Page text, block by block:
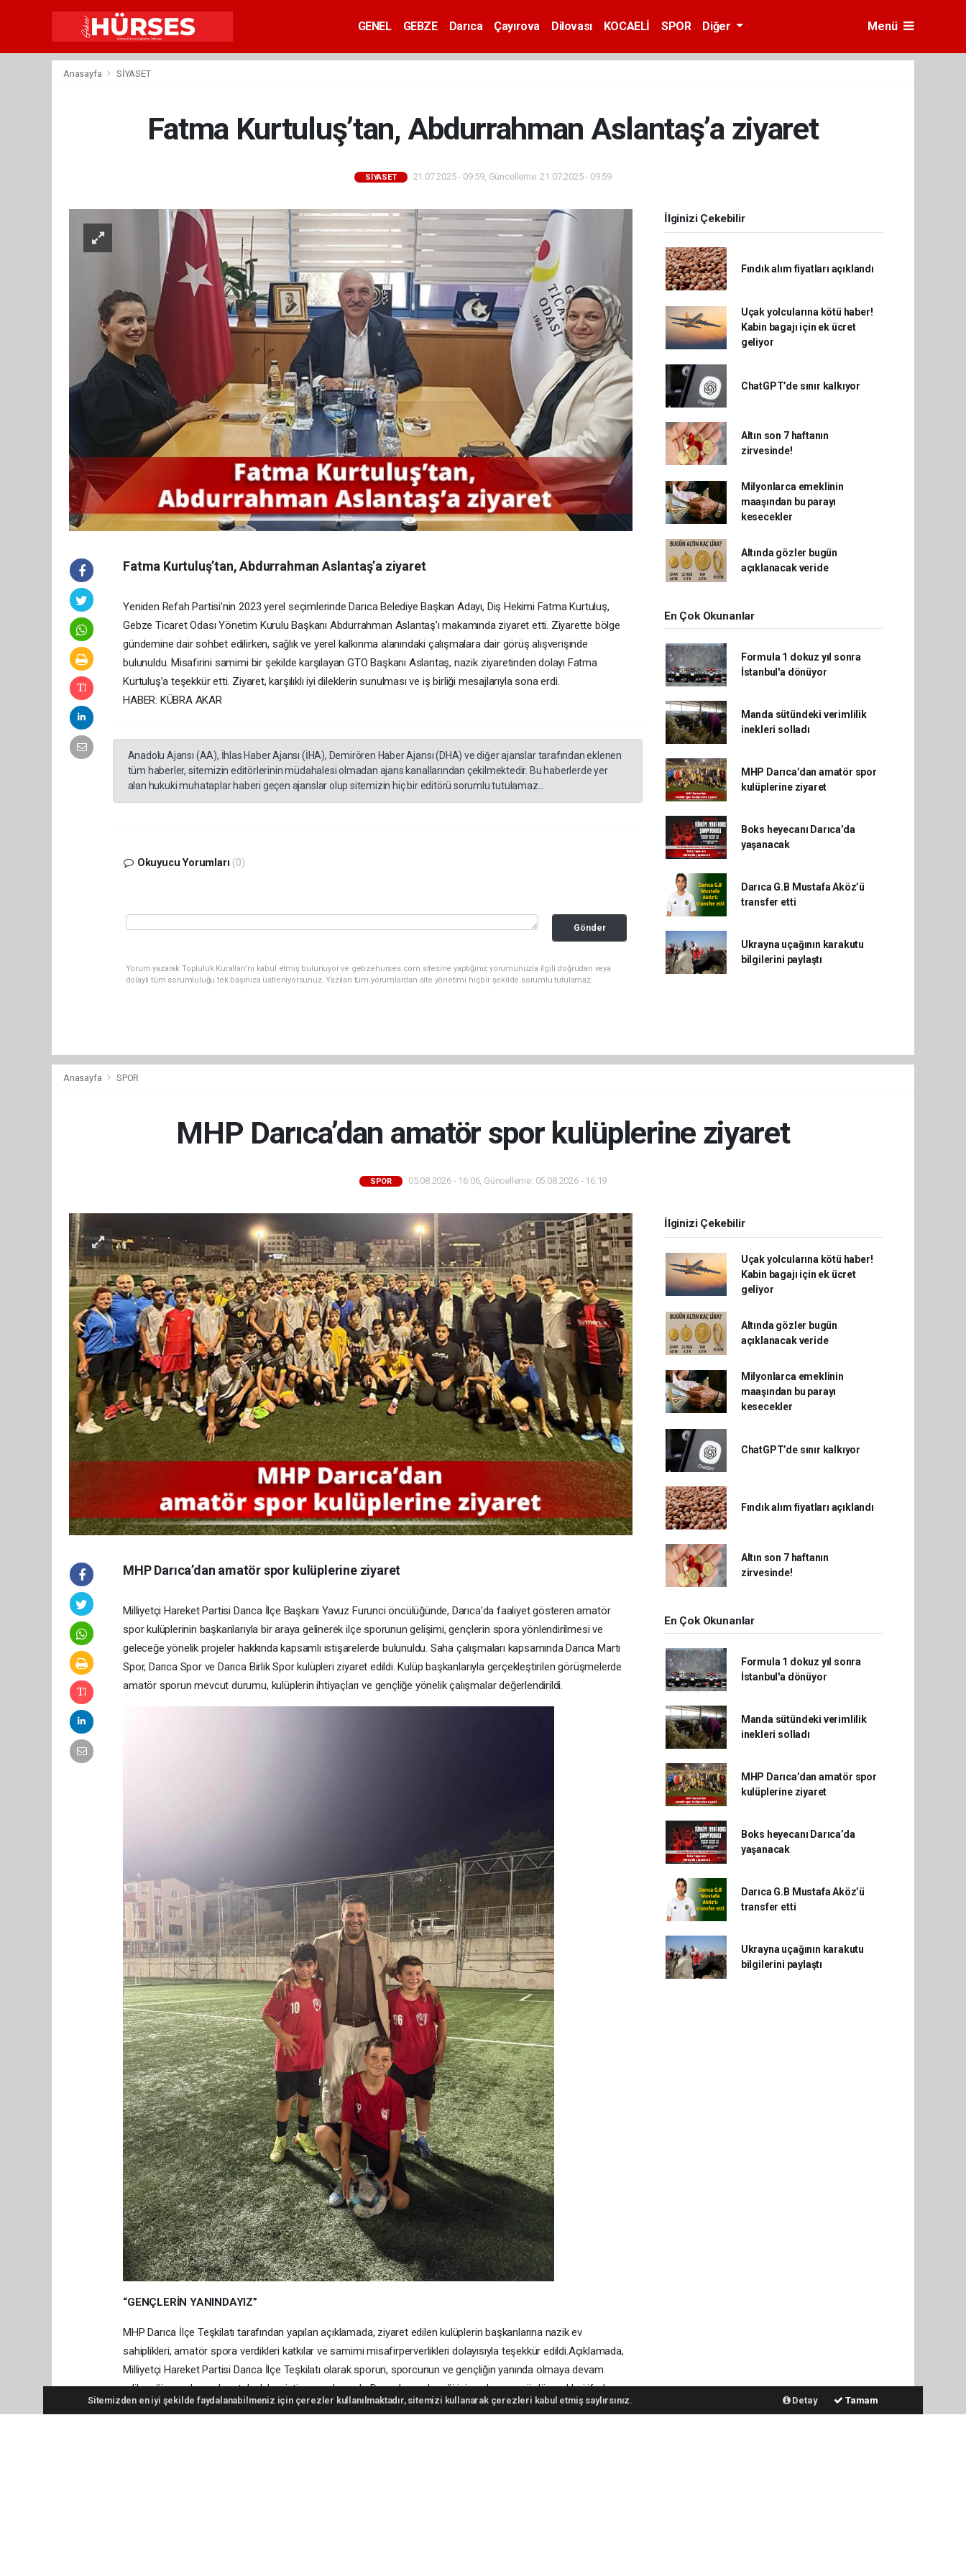
GENEL GEBZE Darıca Çayırova Dilovası KOCAELİ SPOR Diğer Menü
Anasayfa SİYASET
Fatma Kurtuluş’tan, Abdurrahman Aslantaş’a ziyaret
SİYASET 21.07.2025 - 09:59, Güncelleme: 21.07.2025 - 09:59
Fatma Kurtuluş’tan, Abdurrahman Aslantaş’a ziyaret
Yeniden Refah Partisi’nin 2023 yerel seçimlerinde Darıca Belediye Başkan Adayı, Diş Hekimi Fatma Kurtuluş,
Gebze Ticaret Odası Yönetim Kurulu Başkanı Abdurrahman Aslantaş’ı makamında ziyaret etti. Ziyarette bölge
gündemine dair sohbet edilirken, sağlık ve yerel kalkınma alanındaki çalışmalara dair görüş alışverişinde
bulunuldu. Misafirini samimi bir şekilde karşılayan GTO Başkanı Aslantaş, nazik ziyaretinden dolayı Fatma
Kurtuluş’a teşekkür etti. Ziyaret, karşılıklı iyi dileklerin sunulması ve iş birliği mesajlarıyla sona erdi.
HABER: KÜBRA AKAR
Anadolu Ajansı (AA), İhlas Haber Ajansı (İHA), Demirören Haber Ajansı (DHA) ve diğer ajanslar tarafından eklenen
tüm haberler, sitemizin editörlerinin müdahalesi olmadan ajans kanallarından çekilmektedir. Bu haberlerde yer
alan hukuki muhataplar haberi geçen ajanslar olup sitemizin hiç bir editörü sorumlu tutulamaz...
Okuyucu Yorumları (0)
Gönder
Yorum yazarak Topluluk Kuralları’nı kabul etmiş bulunuyor ve gebzehurses.com sitesine yaptığınız yorumunuzla ilgili doğrudan veya
dolaylı tüm sorumluluğu tek başınıza üstleniyorsunuz. Yazılan tüm yorumlardan site yönetimi hiçbir şekilde sorumlu tutulamaz.
İlginizi Çekebilir
Fındık alım fiyatları açıklandı
Uçak yolcularına kötü haber!
Kabin bagajı için ek ücret
geliyor
ChatGPT’de sınır kalkıyor
Altın son 7 haftanın
zirvesinde!
Milyonlarca emeklinin
maaşından bu parayı
kesecekler
Altında gözler bugün
açıklanacak veride
En Çok Okunanlar
Formula 1 dokuz yıl sonra
İstanbul'a dönüyor
Manda sütündeki verimlilik
inekleri solladı
MHP Darıca’dan amatör spor
kulüplerine ziyaret
Boks heyecanı Darıca’da
yaşanacak
Darıca G.B Mustafa Aköz’ü
transfer etti
Ukrayna uçağının karakutu
bilgilerini paylaştı
Anasayfa SPOR
MHP Darıca’dan amatör spor kulüplerine ziyaret
SPOR 05.08.2026 - 16:06, Güncelleme: 05.08.2026 - 16:19
MHP Darıca’dan amatör spor kulüplerine ziyaret
Milliyetçi Hareket Partisi Darıca İlçe Başkanı Yavuz Furunci öncülüğünde, Darıca’da faaliyet gösteren amatör
spor kulüplerinin başkanlarıyla bir araya gelinerek ilçe sporunun gelişimi, gençlerin spora yönlendirilmesi ve
geleceğe yönelik projeler hakkında kapsamlı istişarelerde bulunuldu. Saha çalışmaları kapsamında Darıca Martı
Spor, Darıca Spor ve Darıca Birlik Spor kulüpleri ziyaret edildi. Kulüp başkanlarıyla gerçekleştirilen görüşmelerde
amatör sporun mevcut durumu, kulüplerin ihtiyaçları ve gençliğe yönelik çalışmalar değerlendirildi.
“GENÇLERİN YANINDAYIZ”
MHP Darıca İlçe Teşkilatı tarafından yapılan açıklamada, ziyaret edilen kulüplerin başkanlarına nazik ev
sahiplikleri, amatör spora verdikleri katkılar ve samimi misafirperverlikleri dolayısıyla teşekkür edildi.Açıklamada,
Milliyetçi Hareket Partisi Darıca İlçe Teşkilatı olarak sporun, sporcunun ve gençliğin yanında olmaya devam
edileceği vurgulanarak, ortak akıl ve istişare anlayışıyla Darıca’nın geleceği için çalışmayı sürdürecekleri ifade
edildi. HABER: ÇAĞLAR AKAR
İlginizi Çekebilir
Uçak yolcularına kötü haber!
Kabin bagajı için ek ücret
geliyor
Altında gözler bugün
açıklanacak veride
Milyonlarca emeklinin
maaşından bu parayı
kesecekler
ChatGPT’de sınır kalkıyor
Fındık alım fiyatları açıklandı
Altın son 7 haftanın
zirvesinde!
En Çok Okunanlar
Formula 1 dokuz yıl sonra
İstanbul'a dönüyor
Manda sütündeki verimlilik
inekleri solladı
MHP Darıca’dan amatör spor
kulüplerine ziyaret
Boks heyecanı Darıca’da
yaşanacak
Darıca G.B Mustafa Aköz’ü
transfer etti
Ukrayna uçağının karakutu
bilgilerini paylaştı
Sitemizden en iyi şekilde faydalanabilmeniz için çerezler kullanılmaktadır, sitemizi kullanarak çerezleri kabul etmiş saylırsınız. Detay Tamam